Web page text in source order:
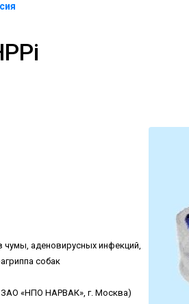
аденовирусных инфекций,
собак
ЗАО «НПО НАРВАК», г. Москва)